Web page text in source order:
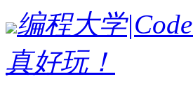
编程大学
真好玩！